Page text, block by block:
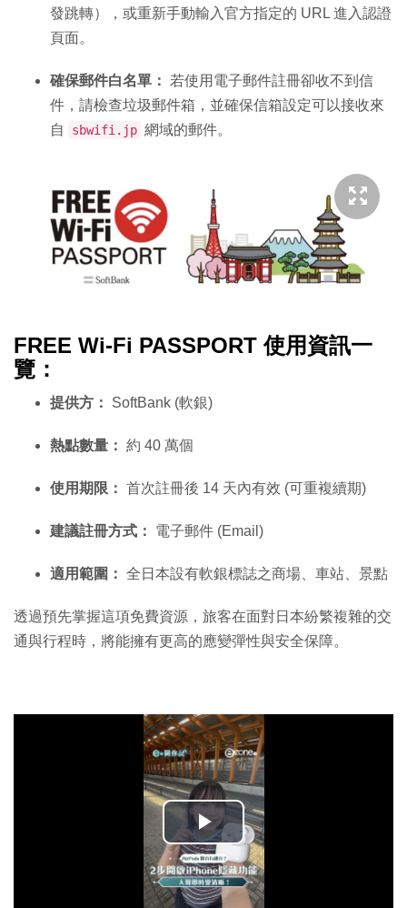
發跳轉），或重新手動輸入官方指定的 URL 進入認證
頁面。
確保郵件白名單：
若使用電子郵件註冊卻收不到信
件，請檢查垃圾郵件箱，並確保信箱設定可以接收來
自
sbwifi.jp 網域的郵件。
FREE Wi-Fi PASSPORT 使用資訊一
覽：
提供方： SoftBank (軟銀)
熱點數量： 約 40 萬個
使用期限： 首次註冊後 14 天內有效 (可重複續期)
建議註冊方式： 電子郵件 (Email)
適用範圍： 全日本設有軟銀標誌之商場、車站、景點
透過預先掌握這項免費資源，旅客在面對日本紛繁複雜的交
通與行程時，將能擁有更高的應變彈性與安全保障。
播
放